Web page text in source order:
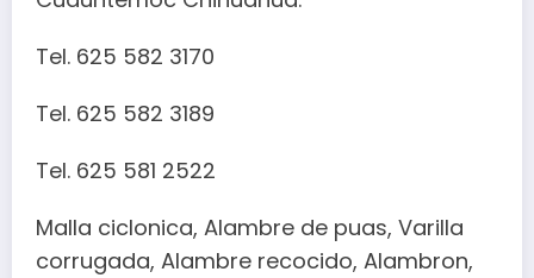
Tel. 625 582 3170
Tel. 625 582 3189
Tel. 625 581 2522
Malla ciclonica, Alambre de puas, Varilla
corrugada, Alambre recocido, Alambron,